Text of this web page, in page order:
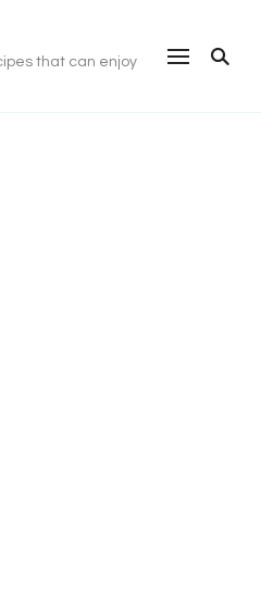
that can enjoy